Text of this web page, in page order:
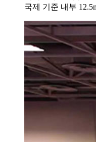
국제 기준 내부